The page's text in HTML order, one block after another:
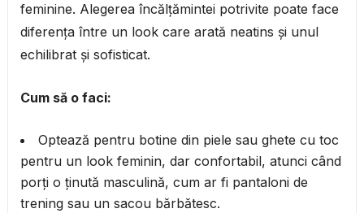
feminine. Alegerea încălțămintei potrivite poate face
diferența între un look care arată neatins și unul
echilibrat și sofisticat.
Cum să o faci:
Optează pentru botine din piele sau ghete cu toc
pentru un look feminin, dar confortabil, atunci când
porți o ținută masculină, cum ar fi pantaloni de
trening sau un sacou bărbătesc.